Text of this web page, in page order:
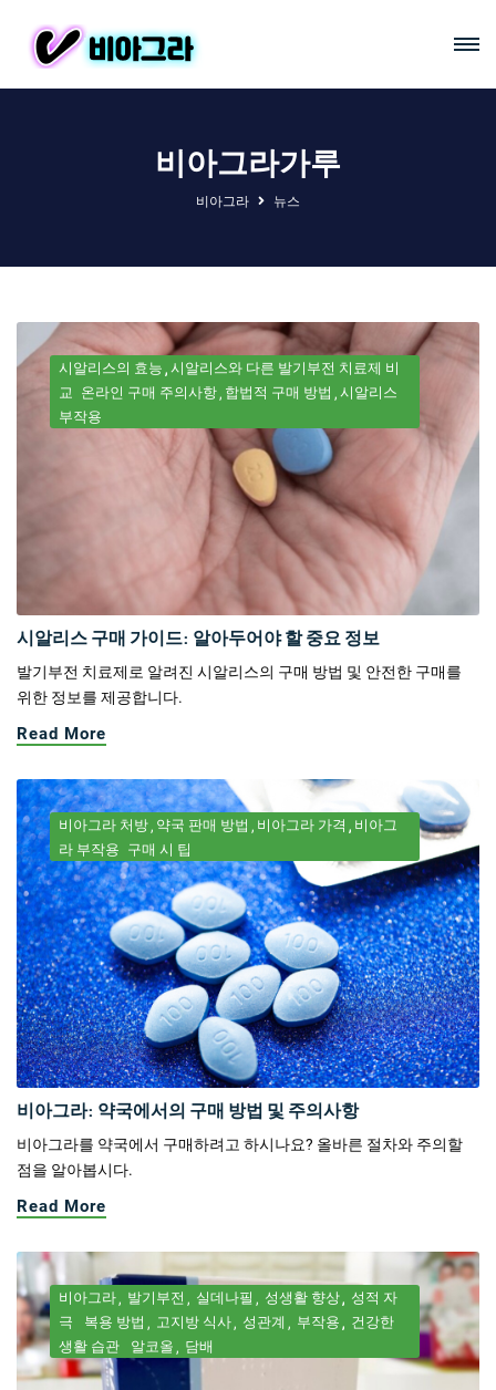
비아그라가루
비아그라 뉴스
시알리스의 효능 시알리스와 다른 발기부전 치료제 비
교 온라인 구매 주의사항 합법적 구매 방법 시알리스
부작용
시알리스 구매 가이드: 알아두어야 할 중요 정보
발기부전 치료제로 알려진 시알리스의 구매 방법 및 안전한 구매를
위한 정보를 제공합니다.
Read More
비아그라 처방 약국 판매 방법 비아그라 가격
비아그
라 부작용 구매 시 팁
비아그라: 약국에서의 구매 방법 및 주의사항
비아그라를 약국에서 구매하려고 하시나요? 올바른 절차와 주의할
점을 알아봅시다.
Read More
비아그라 발기부전 실데나필 성생활 향상
성적 자
극
복용 방법 고지방 식사 성관계 부작용
건강한
생활 습관
알코올 담배